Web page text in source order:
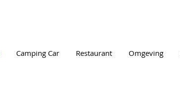
Camping Car Restaurant Omgeving